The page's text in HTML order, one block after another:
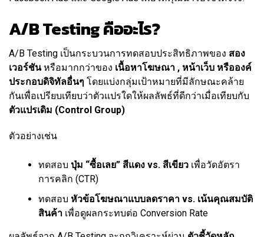
A/B Testing คืออะไร?
A/B Testing เป็นกระบวนการทดสอบประสิทธิภาพของ สอง
เวอร์ชันหรือมากกว่าของ เนื้อหาโฆษณา , หน้าเว็บ หรือองค์
ประกอบดิจิทัลอื่นๆ โดยแบ่งกลุ่มเป้าหมายที่มีลักษณะคล้าย
กันเพื่อเปรียบเทียบว่าตัวแปรใดให้ผลลัพธ์ที่ดีกว่าเมื่อเทียบกับ
ตัวแปรเดิม (Control Group)
ตัวอย่างเช่น
ทดสอบ ปุ่ม “ซื้อเลย” สีแดง vs. สีเขียว เพื่อวัดอัตรา
การคลิก (CTR)
ทดสอบ หัวข้อโฆษณาแบบลดราคา vs. เน้นคุณสมบัติ
สินค้า เพื่อดูผลกระทบต่อ Conversion Rate